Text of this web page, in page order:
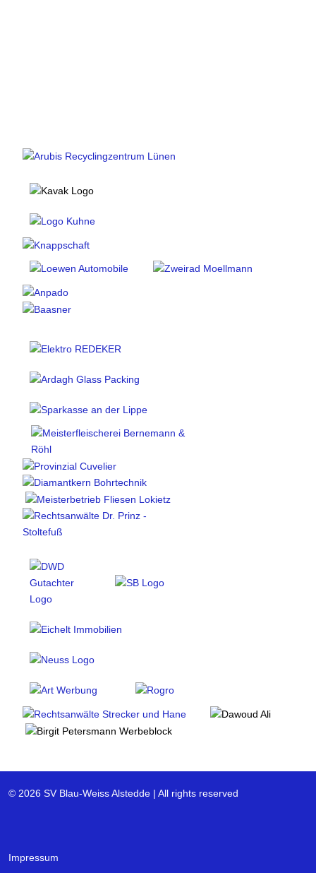
© 2026 SV Blau-Weiss Alstedde | All rights reserved
Impressum